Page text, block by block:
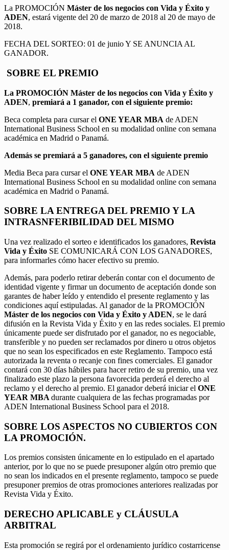
La PROMOCIÓN Máster de los negocios con Vida y Éxito y
ADEN, estará vigente del 20 de marzo de 2018 al 20 de mayo de
2018.
FECHA DEL SORTEO: 01 de junio Y SE ANUNCIA AL
GANADOR.
SOBRE EL PREMIO
La PROMOCIÓN Máster de los negocios con Vida y Éxito y
ADEN, premiará a 1 ganador, con el siguiente premio:
Beca completa para cursar el ONE YEAR MBA de ADEN
International Business School en su modalidad online con semana
académica en Madrid o Panamá.
Además se premiará a 5 ganadores, con el siguiente premio
Media Beca para cursar el ONE YEAR MBA de ADEN
International Business School en su modalidad online con semana
académica en Madrid o Panamá.
SOBRE LA ENTREGA DEL PREMIO Y LA
INTRASNFERIBILIDAD DEL MISMO
Una vez realizado el sorteo e identificados los ganadores, Revista
Vida y Éxito SE COMUNICARÁ CON LOS GANADORES,
para informarles cómo hacer efectivo su premio.
Además, para poderlo retirar deberán contar con el documento de
identidad vigente y firmar un documento de aceptación donde son
garantes de haber leído y entendido el presente reglamento y las
condiciones aquí estipuladas. Al ganador de la PROMOCIÓN
Máster de los negocios con Vida y Éxito y ADEN, se le dará
difusión en la Revista Vida y Éxito y en las redes sociales. El premio
únicamente puede ser disfrutado por el ganador, no es negociable,
transferible y no pueden ser reclamados por dinero u otros objetos
que no sean los especificados en este Reglamento. Tampoco está
autorizada la reventa o recanje con fines comerciales. El ganador
contará con 30 días hábiles para hacer retiro de su premio, una vez
finalizado este plazo la persona favorecida perderá el derecho al
reclamo y el derecho al premio. El ganador deberá iniciar el ONE
YEAR MBA durante cualquiera de las fechas programadas por
ADEN International Business School para el 2018.
SOBRE LOS ASPECTOS NO CUBIERTOS CON
LA PROMOCIÓN.
Los premios consisten únicamente en lo estipulado en el apartado
anterior, por lo que no se puede presuponer algún otro premio que
no sean los indicados en el presente reglamento, tampoco se puede
presuponer premios de otras promociones anteriores realizadas por
Revista Vida y Éxito.
DERECHO APLICABLE y CLÁUSULA
ARBITRAL
Esta promoción se regirá por el ordenamiento jurídico costarricense